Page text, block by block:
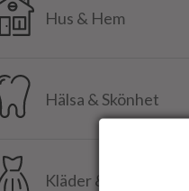
Hus & Hem
Hälsa & Skönhet
Kläder & Accessoarer